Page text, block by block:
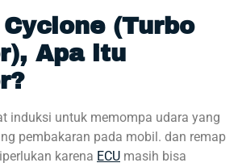
(Turbo
Apa itu
induksi untuk memompa udara yang
pembakaran pada mobil. dan remap
karena ECU masih bisa